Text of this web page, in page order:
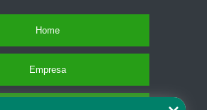
Home
Empresa